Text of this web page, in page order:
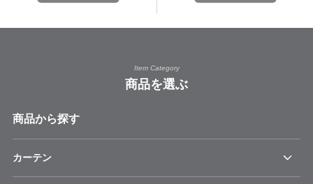
Item Category
商品を選ぶ
商品から探す
カーテン